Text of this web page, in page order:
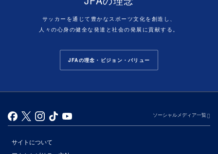
サッカーを通じて豊かなスポーツ文化を創造し、
人々の心身の健全な発達と社会の発展に貢献する。
JFAの理念・ビジョン・バリュー
ソーシャルメディア一覧
サイトについて